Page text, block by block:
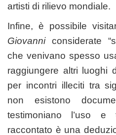
artisti di rilievo mondiale.
Infine, è possibile
Giovanniconsiderate
che venivano spesso
raggiungere altri luoghi
per incontri illeciti tra
non esistono
testimoniano l’uso
raccontato è una